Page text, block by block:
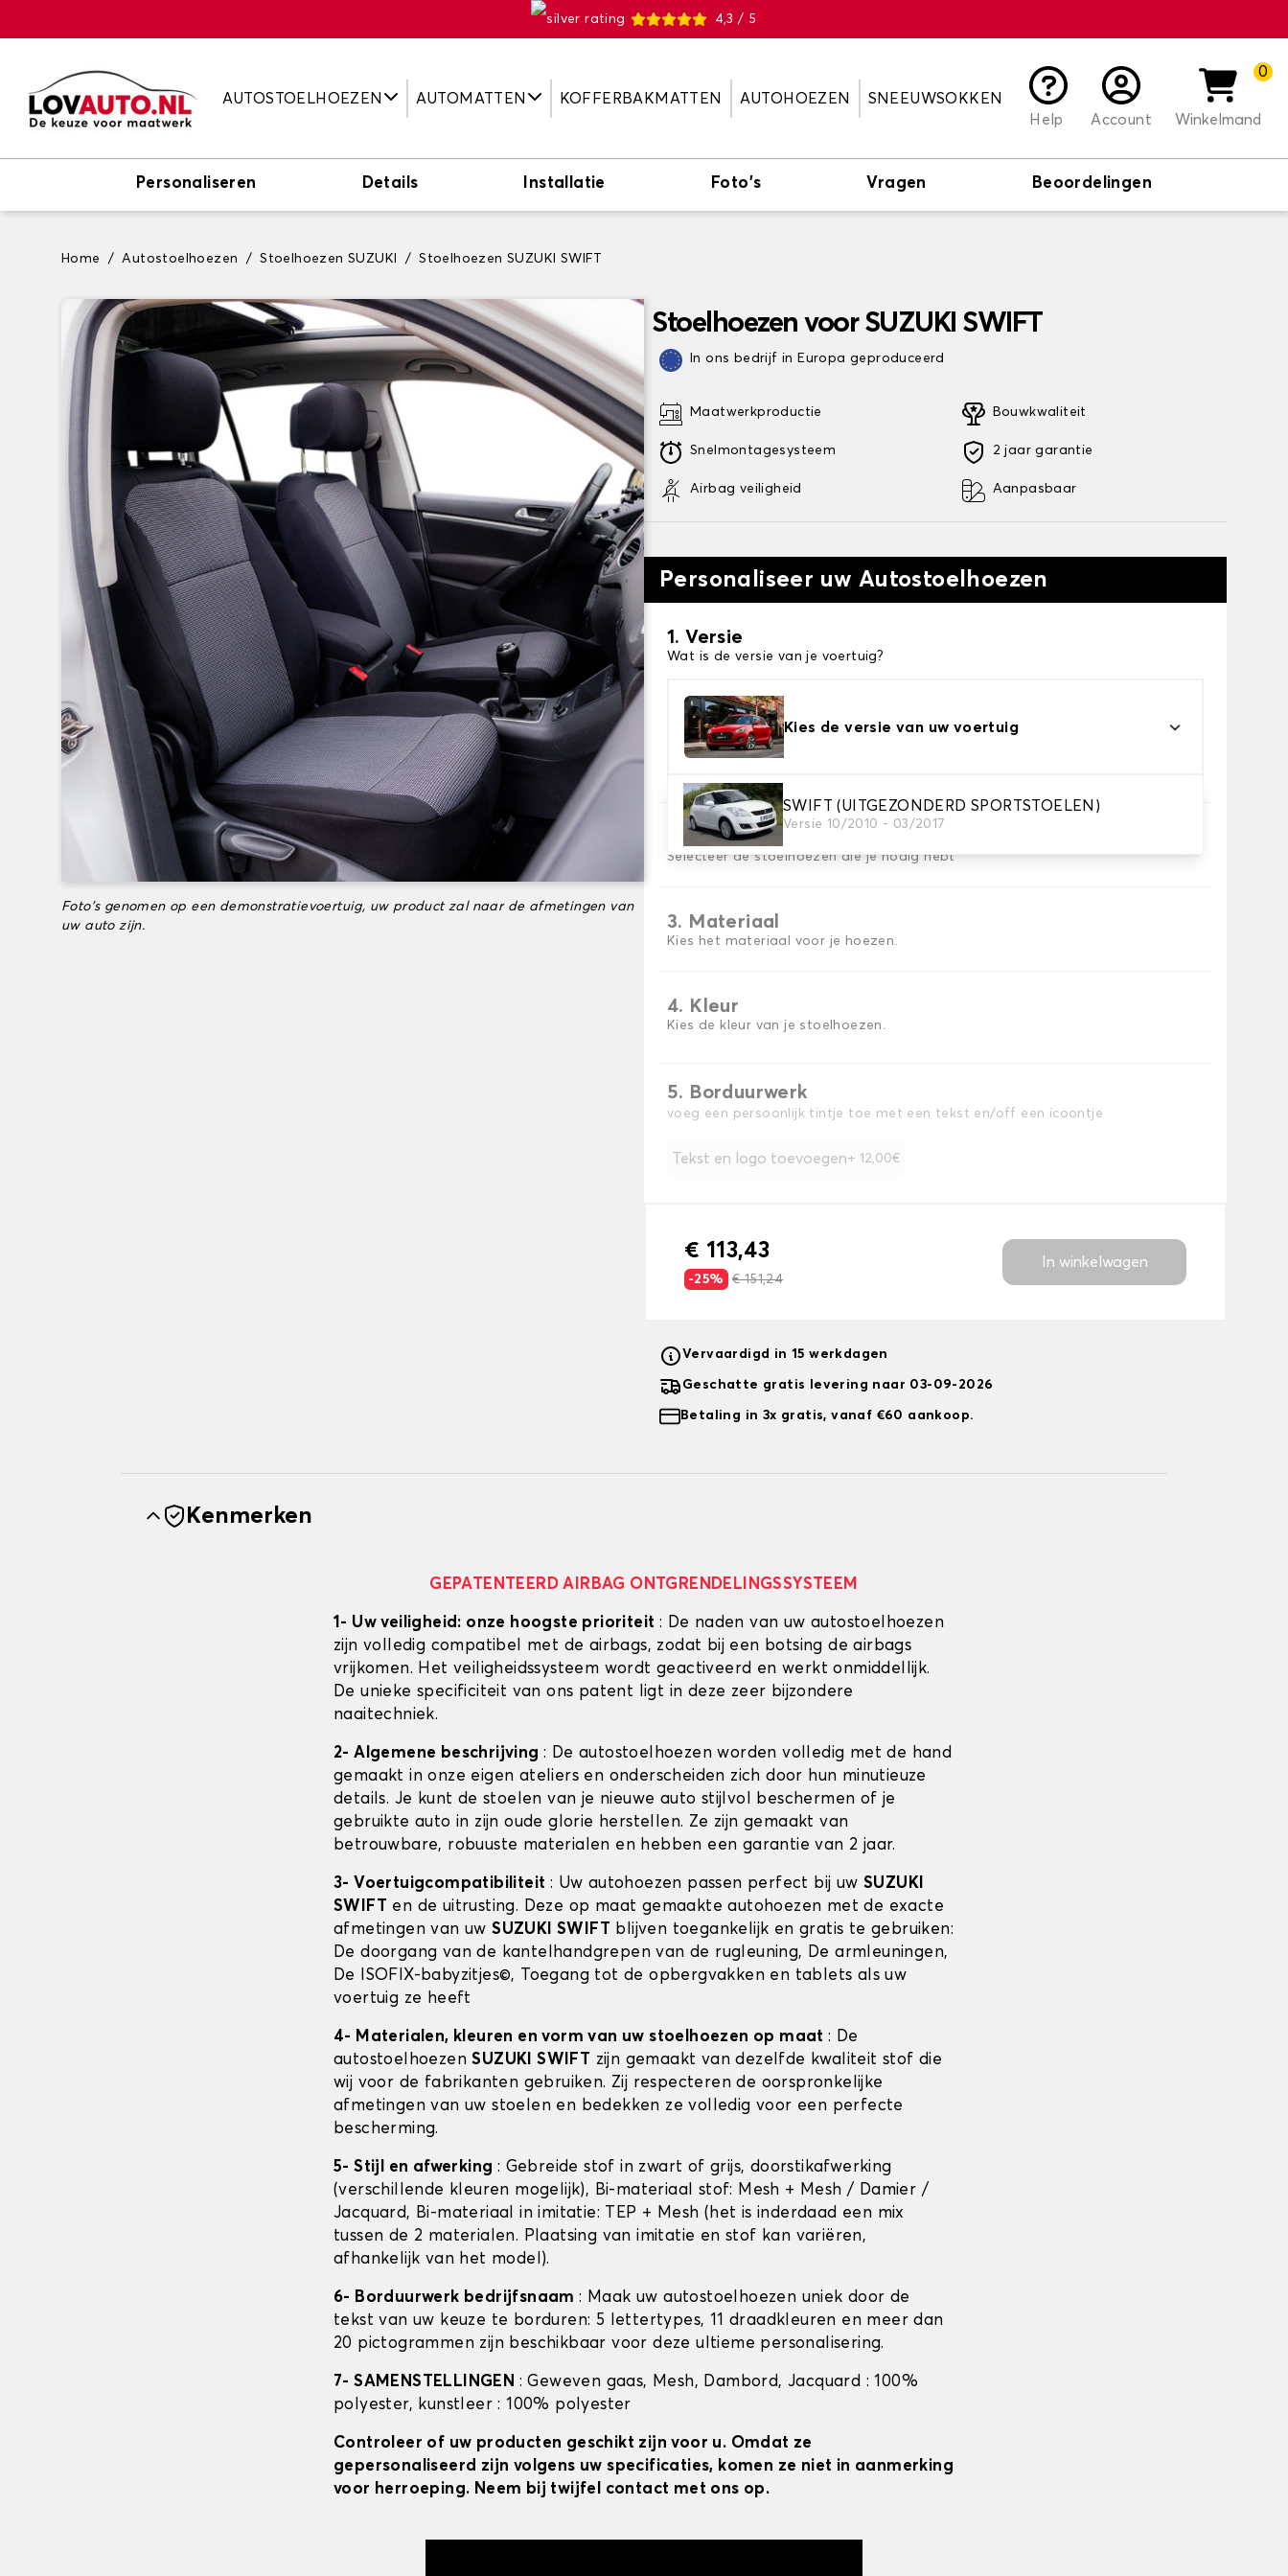
4,3 / 5
AUTOSTOELHOEZEN AUTOMATTEN KOFFERBAKMATTEN AUTOHOEZEN
SNEEUWSOKKEN
Help
Account
0
Winkelmand
Personaliseren Details Installatie Foto's Vragen Beoordelingen
Home Autostoelhoezen Stoelhoezen SUZUKI Stoelhoezen SUZUKI SWIFT
Foto's genomen op een demonstratievoertuig, uw product zal naar de afmetingen van
uw auto zijn.
Stoelhoezen voor SUZUKI SWIFT
In ons bedrijf in Europa geproduceerd
Maatwerkproductie
Snelmontagesysteem
Airbag veiligheid
Bouwkwaliteit
2 jaar garantie
Aanpasbaar
Personaliseer uw Autostoelhoezen
1. Versie
Wat is de versie van je voertuig?
Kies de versie van uw voertuig
SWIFT (UITGEZONDERD SPORTSTOELEN)
Versie 10/2010 - 03/2017
2. Set hoezen
Selecteer de stoelhoezen die je nodig hebt
3. Materiaal
Kies het materiaal voor je hoezen.
4. Kleur
Kies de kleur van je stoelhoezen.
5. Borduurwerk
voeg een persoonlijk tintje toe met een tekst en/off een icoontje
Tekst en logo toevoegen + 12,00€
€ 113,43
-25% € 151,24
In winkelwagen
Vervaardigd in 15 werkdagen
Geschatte gratis levering naar 03-09-2026
Betaling in 3x gratis, vanaf €60 aankoop.
Kenmerken
GEPATENTEERD AIRBAG ONTGRENDELINGSSYSTEEM
1- Uw veiligheid: onze hoogste prioriteit : De naden van uw autostoelhoezen
zijn volledig compatibel met de airbags, zodat bij een botsing de airbags
vrijkomen. Het veiligheidssysteem wordt geactiveerd en werkt onmiddellijk.
De unieke specificiteit van ons patent ligt in deze zeer bijzondere
naaitechniek.
2- Algemene beschrijving : De autostoelhoezen worden volledig met de hand
gemaakt in onze eigen ateliers en onderscheiden zich door hun minutieuze
details. Je kunt de stoelen van je nieuwe auto stijlvol beschermen of je
gebruikte auto in zijn oude glorie herstellen. Ze zijn gemaakt van
betrouwbare, robuuste materialen en hebben een garantie van 2 jaar.
3- Voertuigcompatibiliteit : Uw autohoezen passen perfect bij uwSUZUKI
SWIFT en de uitrusting. Deze op maat gemaakte autohoezen met de exacte
afmetingen van uwSUZUKI SWIFT blijven toegankelijk en gratis te gebruiken:
De doorgang van de kantelhandgrepen van de rugleuning, De armleuningen,
De ISOFIX-babyzitjes©, Toegang tot de opbergvakken en tablets als uw
voertuig ze heeft
4- Materialen, kleuren en vorm van uw stoelhoezen op maat: De
autostoelhoezenSUZUKI SWIFT
zijn gemaakt van dezelfde kwaliteit stof die
wij voor de fabrikanten gebruiken. Zij respecteren de oorspronkelijke
afmetingen van uw stoelen en bedekken ze volledig voor een perfecte
bescherming.
5- Stijl en afwerking : Gebreide stof in zwart of grijs, doorstikafwerking
(verschillende kleuren mogelijk), Bi-materiaal stof: Mesh + Mesh / Damier /
Jacquard, Bi-materiaal in imitatie: TEP + Mesh (het is inderdaad een mix
tussen de 2 materialen. Plaatsing van imitatie en stof kan variëren,
afhankelijk van het model).
6- Borduurwerk bedrijfsnaam: Maak uw autostoelhoezen uniek door de
tekst van uw keuze te borduren: 5 lettertypes, 11 draadkleuren en meer dan
20 pictogrammen zijn beschikbaar voor deze ultieme personalisering.
7- SAMENSTELLINGEN : Geweven gaas, Mesh, Dambord, Jacquard : 100%
polyester, kunstleer : 100% polyester
Controleer of uw producten geschikt zijn voor u. Omdat ze
gepersonaliseerd zijn volgens uw specificaties, komen ze niet in aanmerking
voor herroeping. Neem bij twijfel contact met ons op.